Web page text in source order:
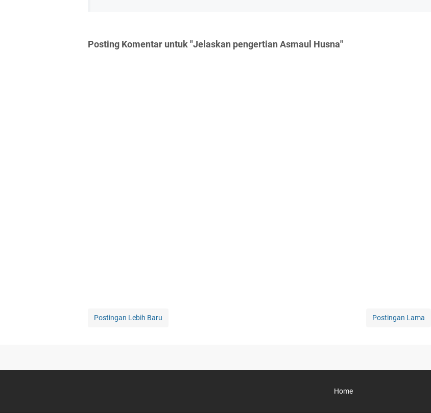
Posting Komentar untuk "Jelaskan pengertian Asmaul Husna"
Postingan Lebih Baru Postingan Lama
Home